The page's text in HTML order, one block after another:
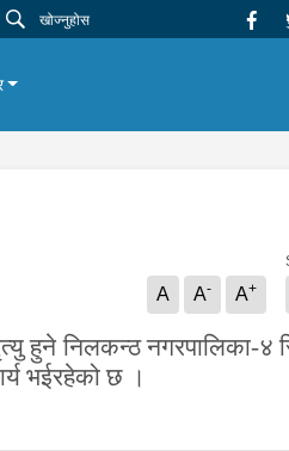
A A- A+
हुने निलकन्ठ नगरपालिका-४
भईरहेको छ ।